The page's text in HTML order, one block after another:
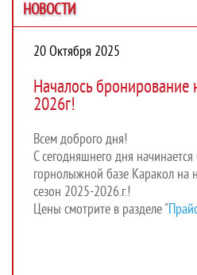
НОВОСТИ
20 Октября 2025
Началось бронирование
2026г!
Всем доброго дня!
С сегодняшнего дня
горнолыжной базе Каракол
сезон 2025-2026.г.!
Цены смотрите в разделе "